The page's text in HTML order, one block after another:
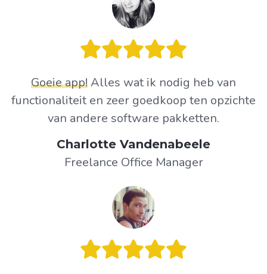
Goeie app!Alles wat ik nodig heb van
functionaliteit en zeer goedkoop ten opzichte
van andere software pakketten.
Charlotte Vandenabeele
Freelance Office Manager